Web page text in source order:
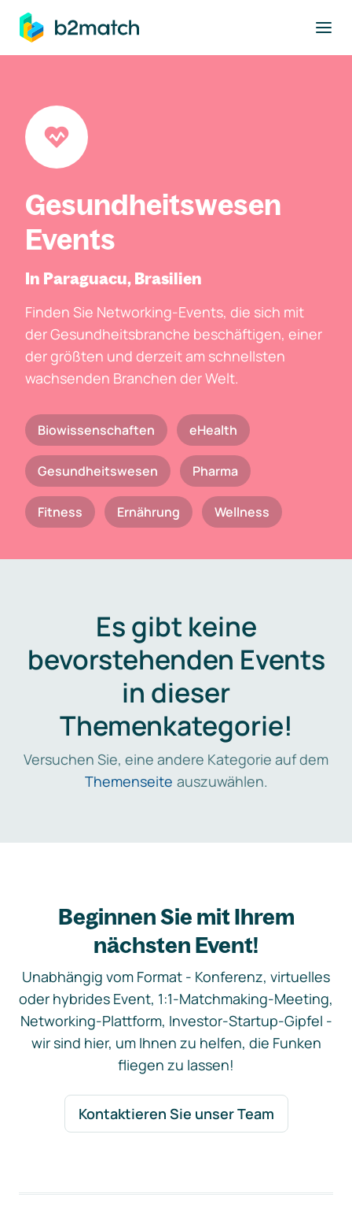
springen
Gesundheitswesen
Events
In Paraguacu, Brasilien
Finden Sie Networking-Events, die sich mit
der Gesundheitsbranche beschäftigen, einer
der größten und derzeit am schnellsten
wachsenden Branchen der Welt.
Biowissenschaften eHealth
Gesundheitswesen Pharma
Fitness Ernährung Wellness
Es gibt keine
bevorstehenden Events
in dieser
Themenkategorie!
Versuchen Sie, eine andere Kategorie auf dem
Themenseite auszuwählen.
Beginnen Sie mit Ihrem
nächsten Event!
Unabhängig vom Format - Konferenz, virtuelles
oder hybrides Event, 1:1-Matchmaking-Meeting,
Networking-Plattform, Investor-Startup-Gipfel -
wir sind hier, um Ihnen zu helfen, die Funken
fliegen zu lassen!
Kontaktieren Sie unser Team